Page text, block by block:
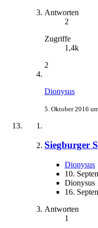
Antworten
2
Zugriffe
1,4k
2
Dionysus
5. Oktober 2016
Siegburger
Dionysus
10.
Dionysus
16.
Antworten
1